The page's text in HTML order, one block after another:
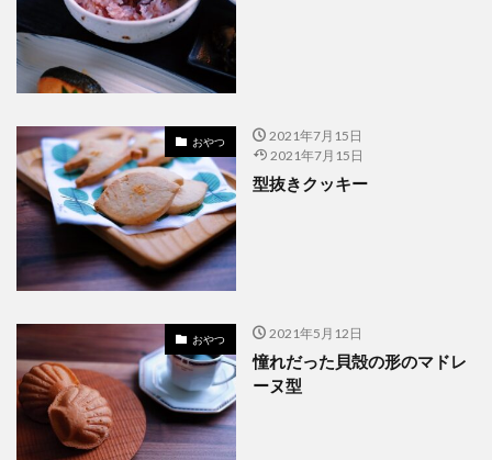
おやつ
2021年7月15日
2021年7月15日
型抜きクッキー
おやつ 2021年5月12日
憧れだった貝殻の形のマドレ
ーヌ型